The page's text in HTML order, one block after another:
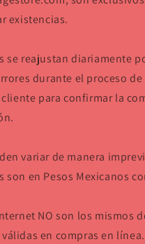
existencias.
se reajustan diariamente
durante el proceso
para confirmar la
variar de manera
son en Pesos Mexicanos
NO son los mismos
en compras en línea.